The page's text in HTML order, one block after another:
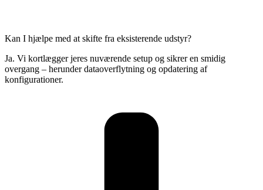
Kan I hjælpe med at skifte fra eksisterende udstyr?
Ja. Vi kortlægger jeres nuværende setup og sikrer en smidig
overgang – herunder dataoverflytning og opdatering af
konfigurationer.